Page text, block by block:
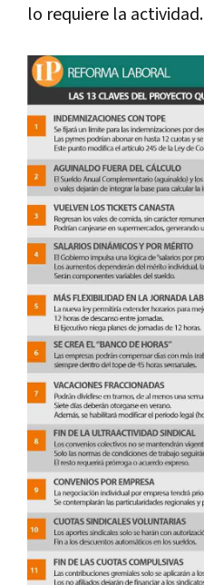
lo requiere la actividad.